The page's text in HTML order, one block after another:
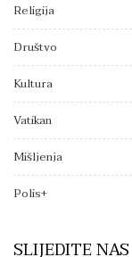
Religija
Društvo
Kultura
Vatikan
Mišljenja
Polis+
SLIJEDITE NAS